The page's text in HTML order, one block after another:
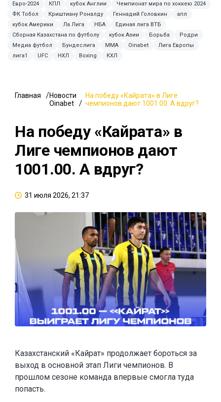
Евро-2024
КПЛ кубок Англии
Чемпионат мира по хоккею 2024
ФК Тобол
Криштиану Роналду Геннадий Головкин
апл
кубок Америки
Ла Лига НБА
Единая лига ВТБ
Сборная Казахстана по футболу
кубок Азии Борьба
Родри
Медиа футбол
Бундеслига MMA Oinabet
Лига Европы
лига1
UFC НХЛ Boxing КХЛ
Главная
Новости
Oinabet
На победу «Кайрата» в Лиге
чемпионов дают 1001.00. А вдруг?
На победу «Кайрата» в
Лиге чемпионов дают
1001.00. А вдруг?
31 июля 2026, 21:37
Казахстанский «Кайрат» продолжает бороться за
выход в основной этап Лиги чемпионов. В
прошлом сезоне команда впервые смогла туда
попасть.